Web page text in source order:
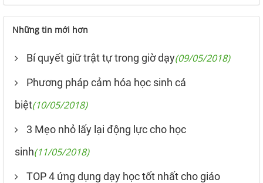
Những tin mới hơn
Bí quyết giữ trật tự trong giờ dạy(09/05/2018)
Phương pháp cảm hóa học sinh cá
biệt(10/05/2018)
3 Mẹo nhỏ lấy lại động lực cho học
sinh(11/05/2018)
TOP 4 ứng dụng dạy học tốt nhất cho giáo